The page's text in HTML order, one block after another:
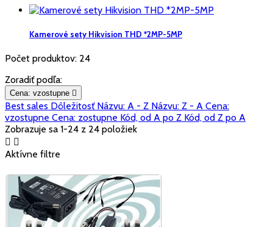
Kamerové sety Hikvision THD *2MP-5MP
Počet produktov: 24
Zoradiť podľa:
Cena: vzostupne 
Best sales Dôležitosť Názvu: A - Z Názvu: Z - A Cena:
vzostupne Cena: zostupne Kód, od A po Z Kód, od Z po A
Zobrazuje sa 1-24 z 24 položiek
 
Aktívne filtre